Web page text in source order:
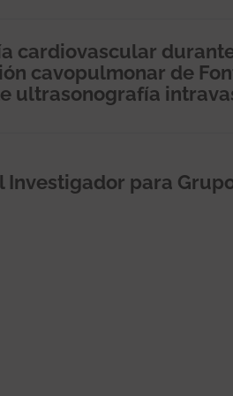
cardiovascular
cavopulmonar de
ultrasonografía
Investigador para